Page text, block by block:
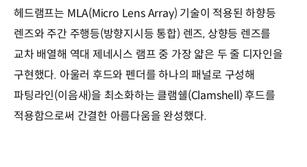
헤드램프는 MLA(Micro Lens Array) 기술이 적용된 하향등
렌즈와 주간 주행등(방향지시등 통합) 렌즈, 상향등 렌즈를
교차 배열해 역대 제네시스 램프 중 가장 얇은 두 줄 디자인을
구현했다. 아울러 후드와 펜더를 하나의 패널로 구성해
파팅라인(이음새)을 최소화하는 클램쉘(Clamshell) 후드를
적용함으로써 간결한 아름다움을 완성했다.